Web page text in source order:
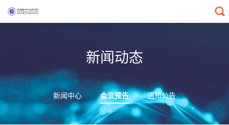
新闻动态
新闻中心 会议预告 通知公告